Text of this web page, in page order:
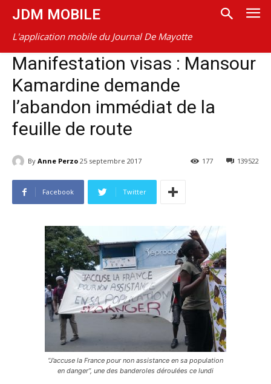
JDM MOBILE
L'application mobile du Journal De Mayotte
Manifestation visas : Mansour
Kamardine demande
l’abandon immédiat de la
feuille de route
By Anne Perzo 25 septembre 2017 139522
177
Facebook Twitter
“J’accuse la France pour non assistance en sa population
en danger”, une des banderoles déroulées ce lundi